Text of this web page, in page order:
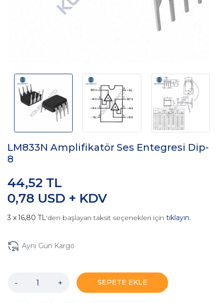
LM833N Amplifikatör Ses Entegresi Dip-
8
0,78 USD + KDV
44,52 TL
16,80 TL'den başlayan taksit seçenekleri için tıklayın.
Aynı Gün Kargo
- + SEPETE EKLE